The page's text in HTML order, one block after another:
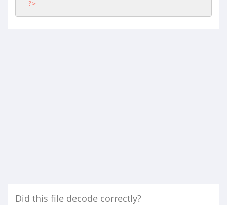
?>
Did this file decode correctly?